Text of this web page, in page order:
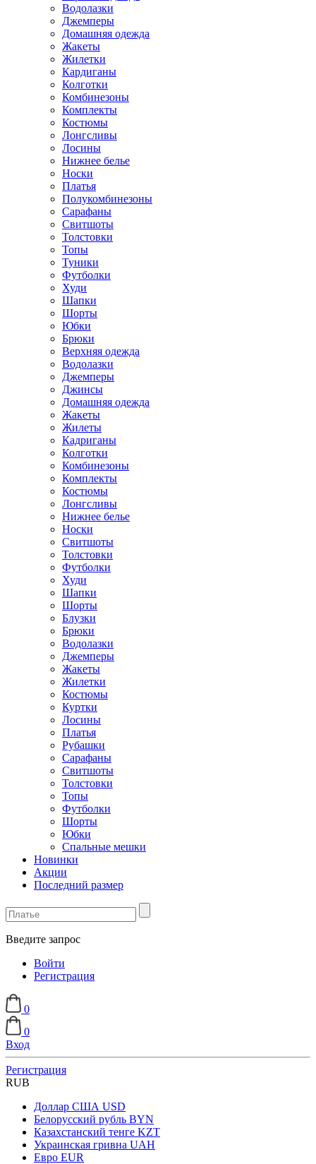
Водолазки
Джемперы
Домашняя одежда
Жакеты
Жилетки
Кардиганы
Колготки
Комбинезоны
Комплекты
Костюмы
Лонгсливы
Лосины
Нижнее белье
Носки
Платья
Полукомбинезоны
Сарафаны
Свитшоты
Толстовки
Топы
Туники
Футболки
Худи
Шапки
Шорты
Юбки
Брюки
Верхняя одежда
Водолазки
Джемперы
Джинсы
Домашняя одежда
Жакеты
Жилеты
Кадриганы
Колготки
Комбинезоны
Комплекты
Костюмы
Лонгсливы
Нижнее белье
Носки
Свитшоты
Толстовки
Футболки
Худи
Шапки
Шорты
Блузки
Брюки
Водолазки
Джемперы
Жакеты
Жилетки
Костюмы
Куртки
Лосины
Платья
Рубашки
Сарафаны
Свитшоты
Толстовки
Топы
Футболки
Шорты
Юбки
Спальные мешки
Новинки
Акции
Последний размер
Введите запрос
Войти
Регистрация
0
0
Вход
Регистрация
RUB
Доллар США USD
Белорусский рубль BYN
Казахстанский тенге KZT
Украинская гривна UAH
Евро EUR